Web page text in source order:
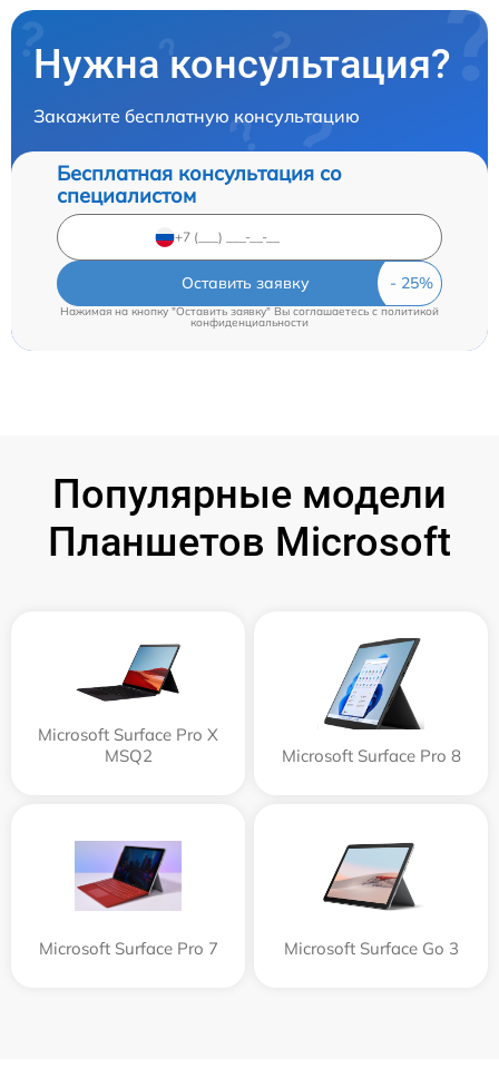
Нужна консультация?
Закажите бесплатную консультацию
Бесплатная консультация со
специалистом
Оставить заявку
Нажимая на кнопку "Оставить заявку" Вы соглашаетесь cполитикой
конфиденциальности
Популярные модели
Планшетов Microsoft
Microsoft Surface Pro X
MSQ2
Microsoft Surface Pro 8
Microsoft Surface Pro 7 Microsoft Surface Go 3